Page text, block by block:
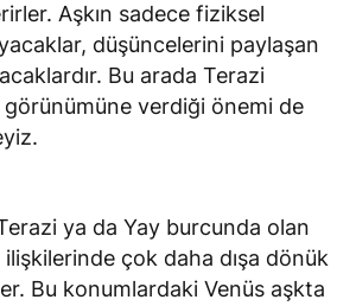
Aşkın sadece fiziksel
düşüncelerini paylaşan
Bu arada Terazi
görünümüne verdiği önemi de
ya da Yay burcunda olan
ilişkilerinde çok daha dışa dönük
Bu konumlardaki Venüs aşkta